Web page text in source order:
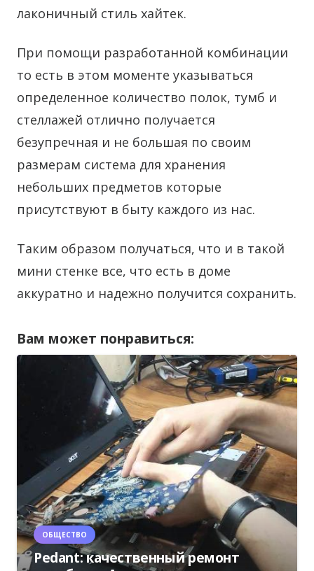
лаконичный стиль хайтек.
При помощи разработанной комбинации
то есть в этом моменте указываться
определенное количество полок, тумб и
стеллажей отлично получается
безупречная и не большая по своим
размерам система для хранения
небольших предметов которые
присутствуют в быту каждого из нас.
Таким образом получаться, что и в такой
мини стенке все, что есть в доме
аккуратно и надежно получится сохранить.
Вам может понравиться:
ОБЩЕСТВО
Pedant: качественный ремонт